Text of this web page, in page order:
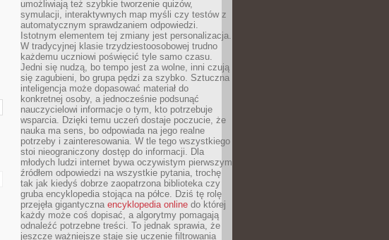
umożliwiają też szybkie tworzenie quizów,
symulacji, interaktywnych map myśli czy testów z
automatycznym sprawdzaniem odpowiedzi.
Istotnym elementem tej zmiany jest personalizacja.
W tradycyjnej klasie trzydziestoosobowej trudno
każdemu uczniowi poświęcić tyle samo czasu.
Jedni się nudzą, bo tempo jest za wolne, inni czują
się zagubieni, bo grupa pędzi za szybko. Sztuczna
inteligencja może dopasować materiał do
konkretnej osoby, a jednocześnie podsunąć
nauczycielowi informacje o tym, kto potrzebuje
wsparcia. Dzięki temu uczeń dostaje poczucie, że
nauka ma sens, bo odpowiada na jego realne
potrzeby i zainteresowania. W tle tego wszystkiego
stoi nieograniczony dostęp do informacji. Dla
młodych ludzi internet bywa oczywistym pierwszym
źródłem odpowiedzi na wszystkie pytania, trochę
tak jak kiedyś dobrze zaopatrzona biblioteka czy
gruba encyklopedia stojąca na półce. Dziś tę rolę
przejęła gigantyczna encyklopedia online do której
każdy może coś dopisać, a algorytmy pomagają
odnaleźć potrzebne treści. To jednak sprawia, że
jeszcze ważniejsze staje się uczenie filtrowania